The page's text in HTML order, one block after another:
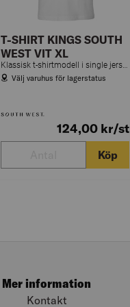
T-SHIRT KINGS SOUTH
WEST VIT XL
Klassisk t-shirtmodell i single jersey av kammad bomull. Elastan i halsribben för ökad hållfasthet.
Välj varuhus för lagerstatus
124,00 kr/st
Köp
Mer information
Kontakt